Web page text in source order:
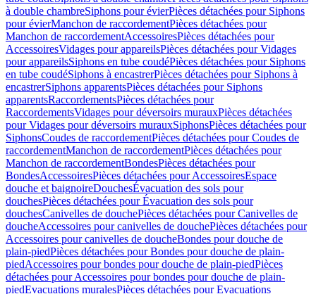
à double chambreSiphons pour évierPièces détachées pour Siphons
pour évierManchon de raccordementPièces détachées pour
Manchon de raccordementAccessoiresPièces détachées pour
AccessoiresVidages pour appareilsPièces détachées pour Vidages
pour appareilsSiphons en tube coudéPièces détachées pour Siphons
en tube coudéSiphons à encastrerPièces détachées pour Siphons à
encastrerSiphons apparentsPièces détachées pour Siphons
apparentsRaccordementsPièces détachées pour
RaccordementsVidages pour déversoirs murauxPièces détachées
pour Vidages pour déversoirs murauxSiphonsPièces détachées pour
SiphonsCoudes de raccordementPièces détachées pour Coudes de
raccordementManchon de raccordementPièces détachées pour
Manchon de raccordementBondesPièces détachées pour
BondesAccessoiresPièces détachées pour AccessoiresEspace
douche et baignoireDouchesÉvacuation des sols pour
douchesPièces détachées pour Évacuation des sols pour
douchesCanivelles de douchePièces détachées pour Canivelles de
doucheAccessoires pour canivelles de douchePièces détachées pour
Accessoires pour canivelles de doucheBondes pour douche de
plain-piedPièces détachées pour Bondes pour douche de plain-
piedAccessoires pour bondes pour douche de plain-piedPièces
détachées pour Accessoires pour bondes pour douche de plain-
piedEvacuations muralesPièces détachées pour Evacuations